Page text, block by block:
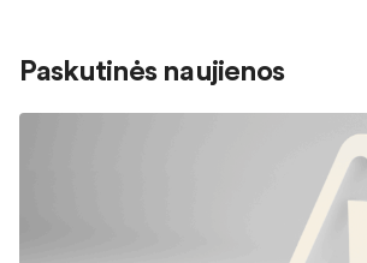
Paskutinės naujienos